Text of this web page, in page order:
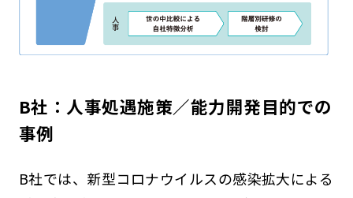
B社：人事処遇施策／能力開発目的での
事例
B社では、新型コロナウイルスの感染拡大による